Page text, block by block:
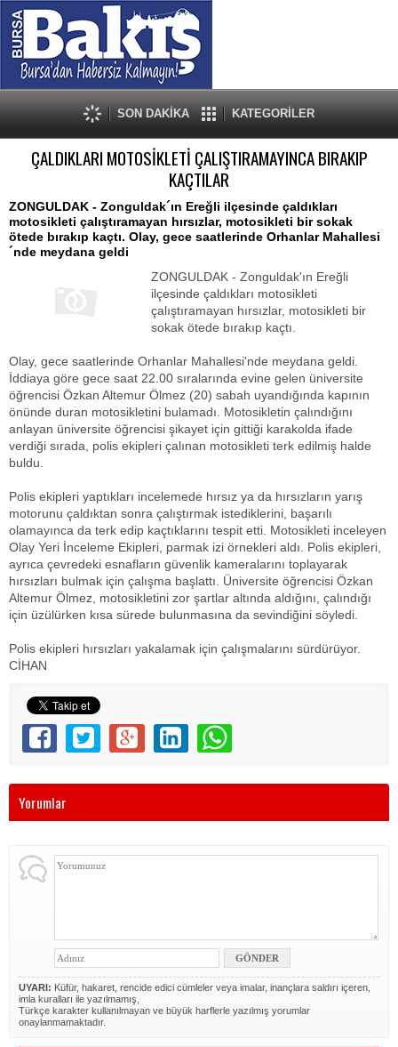
SON DAKİKA KATEGORİLER
ÇALDIKLARI MOTOSİKLETİ ÇALIŞTIRAMAYINCA BIRAKIP
KAÇTILAR
ZONGULDAK - Zonguldak´ın Ereğli ilçesinde çaldıkları
motosikleti çalıştıramayan hırsızlar, motosikleti bir sokak
ötede bırakıp kaçtı. Olay, gece saatlerinde Orhanlar Mahallesi
´nde meydana geldi
ZONGULDAK - Zonguldak'ın Ereğli
ilçesinde çaldıkları motosikleti
çalıştıramayan hırsızlar, motosikleti bir
sokak ötede bırakıp kaçtı.
Olay, gece saatlerinde Orhanlar Mahallesi'nde meydana geldi.
İddiaya göre gece saat 22.00 sıralarında evine gelen üniversite
öğrencisi Özkan Altemur Ölmez (20) sabah uyandığında kapının
önünde duran motosikletini bulamadı. Motosikletin çalındığını
anlayan üniversite öğrencisi şikayet için gittiği karakolda ifade
verdiği sırada, polis ekipleri çalınan motosikleti terk edilmiş halde
buldu.
Polis ekipleri yaptıkları incelemede hırsız ya da hırsızların yarış
motorunu çaldıktan sonra çalıştırmak istediklerini, başarılı
olamayınca da terk edip kaçtıklarını tespit etti. Motosikleti inceleyen
Olay Yeri İnceleme Ekipleri, parmak izi örnekleri aldı. Polis ekipleri,
ayrıca çevredeki esnafların güvenlik kameralarını toplayarak
hırsızları bulmak için çalışma başlattı. Üniversite öğrencisi Özkan
Altemur Ölmez, motosikletini zor şartlar altında aldığını, çalındığı
için üzülürken kısa sürede bulunmasına da sevindiğini söyledi.
Polis ekipleri hırsızları yakalamak için çalışmalarını sürdürüyor.
CİHAN
Yorumlar
UYARI: Küfür, hakaret, rencide edici cümleler veya imalar, inançlara saldırı içeren,
imla kuralları ile yazılmamış,
Türkçe karakter kullanılmayan ve büyük harflerle yazılmış yorumlar
onaylanmamaktadır.